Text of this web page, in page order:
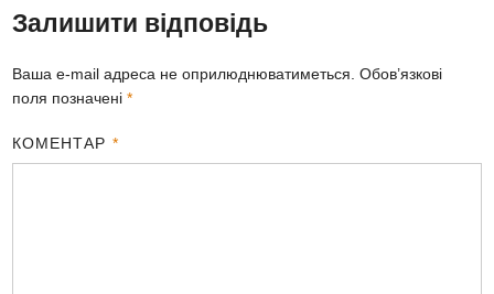
Залишити відповідь
Ваша e-mail адреса не оприлюднюватиметься. Обов’язкові
поля позначені*
КОМЕНТАР *